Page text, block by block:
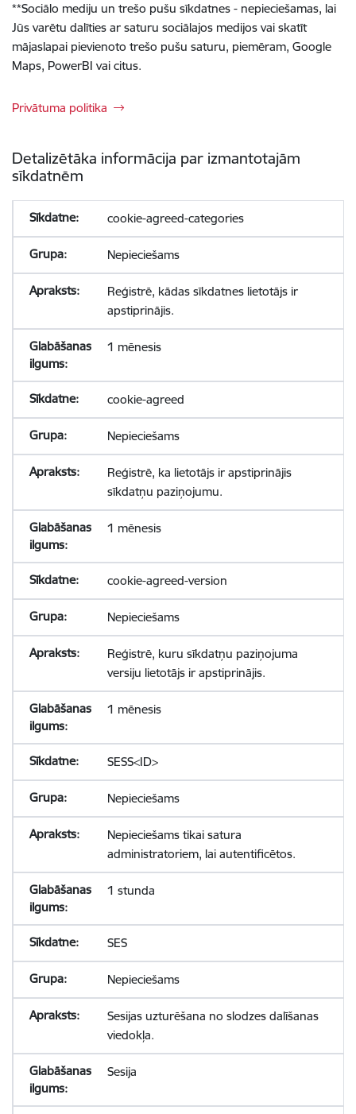
**Sociālo mediju un trešo pušu sīkdatnes - nepieciešamas, lai
Jūs varētu dalīties ar saturu sociālajos medijos vai skatīt
mājaslapai pievienoto trešo pušu saturu, piemēram, Google
Maps, PowerBI vai citus.
Privātuma politika
Detalizētāka informācija par izmantotajām
sīkdatnēm
cookie-agreed-categories
Nepieciešams
Reģistrē, kādas sīkdatnes lietotājs ir
apstiprinājis.
1 mēnesis
cookie-agreed
Nepieciešams
Reģistrē, ka lietotājs ir apstiprinājis
sīkdatņu paziņojumu.
1 mēnesis
cookie-agreed-version
Nepieciešams
Reģistrē, kuru sīkdatņu paziņojuma
versiju lietotājs ir apstiprinājis.
1 mēnesis
SESS<ID>
Nepieciešams
Nepieciešams tikai satura
administratoriem, lai autentificētos.
1 stunda
SES
Nepieciešams
Sesijas uzturēšana no slodzes dalīšanas
viedokļa.
Sesija